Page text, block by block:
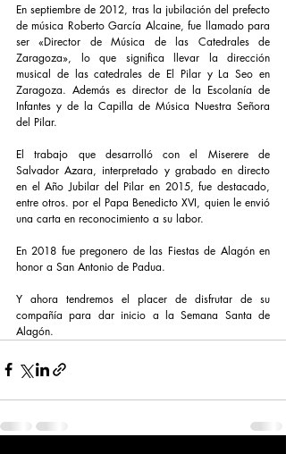
En septiembre de 2012, tras la jubilación del prefecto
de música Roberto García Alcaine, fue llamado para
ser «Director de Música de las Catedrales de
Zaragoza», lo que significa llevar la dirección
musical de las catedrales de El Pilar y La Seo en
Zaragoza. Además es director de la Escolanía de
Infantes y de la Capilla de Música Nuestra Señora
del Pilar.
El trabajo que desarrolló con el Miserere de
Salvador Azara, interpretado y grabado en directo
en el Año Jubilar del Pilar en 2015, fue destacado,
entre otros. por el Papa Benedicto XVI, quien le envió
una carta en reconocimiento a su labor.
En 2018 fue pregonero de las Fiestas de Alagón en
honor a San Antonio de Padua.
Y ahora tendremos el placer de disfrutar de su
compañía para dar inicio a la Semana Santa de
Alagón.